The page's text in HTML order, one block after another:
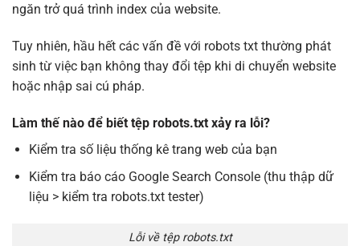
ngăn trở quá trình index của website.
Tuy nhiên, hầu hết các vấn đề với robots txt thường phát
sinh từ việc bạn không thay đổi tệp khi di chuyển website
hoặc nhập sai cú pháp.
Làm thế nào để biết tệp robots.txt xảy ra lỗi?
Kiểm tra số liệu thống kê trang web của bạn
Kiểm tra báo cáo Google Search Console (thu thập dữ
liệu > kiểm tra robots.txt tester)
Lỗi về tệp robots.txt